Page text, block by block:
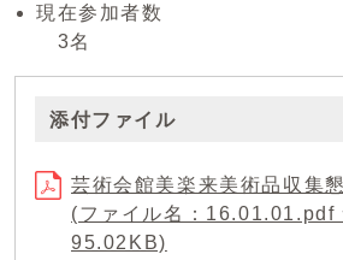
現在参加者数
3名
添付ファイル
芸術会館美楽来美術品収集
(ファイル名：16.01.01.pdf
95.02KB)